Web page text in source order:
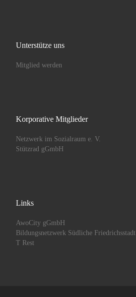
Unterstütze uns
Mitglied werden
Korporative Mitglieder
Netzwerk im Sozialraum e. V.
Stützrad gGmbH
Links
AwoCity gGmbH
Bildungsnetzwerk Südliche Friedrichsstadt
T Rest